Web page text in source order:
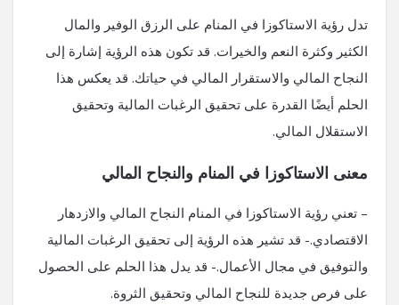
تدل رؤية الاستاكوزا في المنام على الرزق الوفير والمال
الكثير وكثرة النعم والخيرات. قد تكون هذه الرؤية إشارة إلى
النجاح المالي والاستقرار المالي في حياتك. قد يعكس هذا
الحلم أيضًا القدرة على تحقيق الرغبات المالية وتحقيق
الاستقلال المالي.
معنى الاستاكوزا في المنام والنجاح المالي
– تعني رؤية الاستاكوزا في المنام النجاح المالي والازدهار
الاقتصادي.- قد تشير هذه الرؤية إلى تحقيق الرغبات المالية
والتوفيق في مجال الأعمال.- قد يدل هذا الحلم على الحصول
على فرص جديدة للنجاح المالي وتحقيق الثروة.